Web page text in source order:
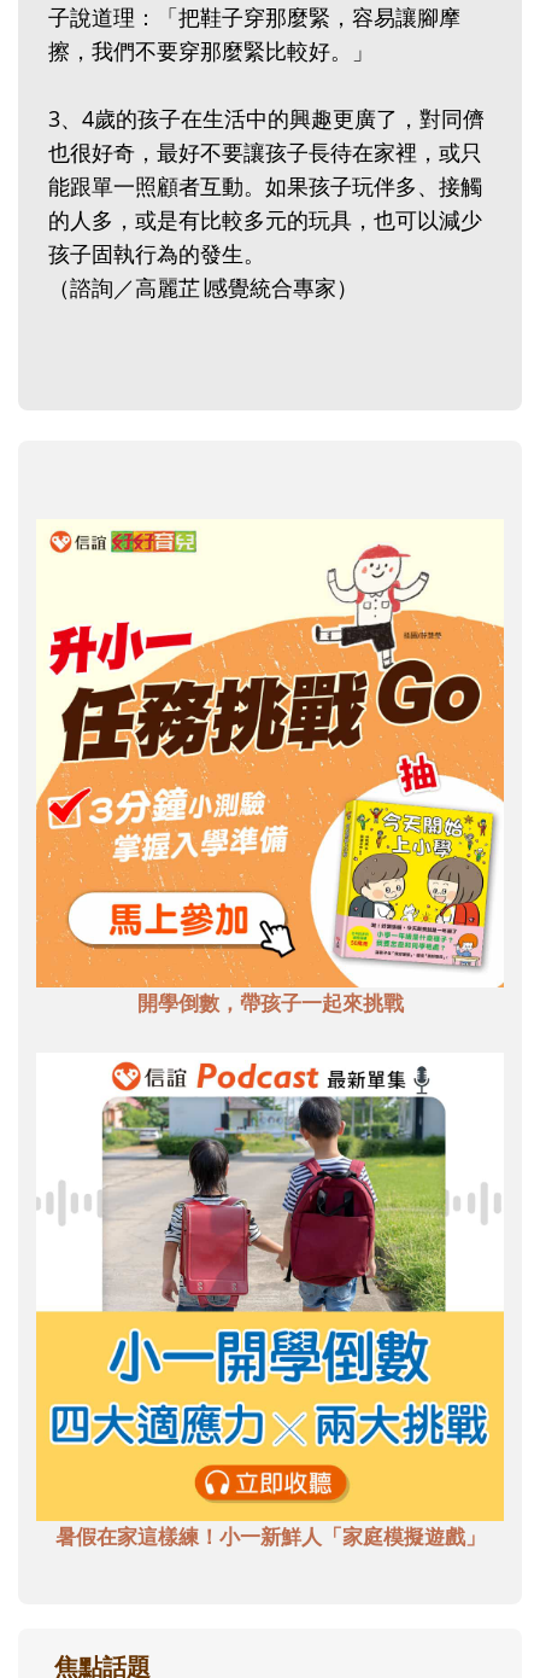
子說道理：「把鞋子穿那麼緊，容易讓腳摩
擦，我們不要穿那麼緊比較好。」
3、4歲的孩子在生活中的興趣更廣了，對同儕
也很好奇，最好不要讓孩子長待在家裡，或只
能跟單一照顧者互動。如果孩子玩伴多、接觸
的人多，或是有比較多元的玩具，也可以減少
孩子固執行為的發生。
（諮詢／高麗芷∣感覺統合專家）
開學倒數，帶孩子一起來挑戰
暑假在家這樣練！小一新鮮人「家庭模擬遊戲」
焦點話題